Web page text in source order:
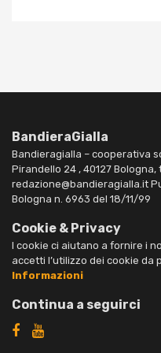
BandieraGialla
Bandieragialla – cooperativa
Pirandello 24 , 40127 Bologna,
redazione@bandieragialla.it
Bologna n. 6963 del 18/11/99
Cookie & Privacy
I cookie ci aiutano a fornire i
accetti l’utilizzo dei cookie da
Informazioni
Continua a seguirci